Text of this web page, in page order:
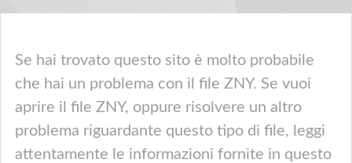
Se hai trovato questo sito è molto probabile
che hai un problema con il file ZNY. Se vuoi
aprire il file ZNY, oppure risolvere un altro
problema riguardante questo tipo di file, leggi
attentamente le informazioni fornite in questo